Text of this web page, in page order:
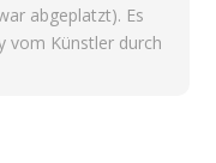
abgeplatzt). Es
vom Künstler durch